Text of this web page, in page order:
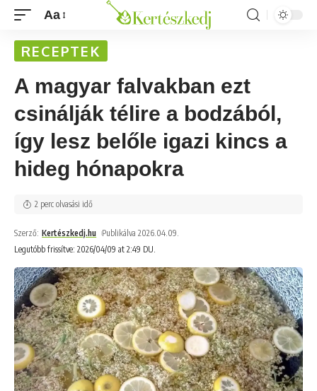
Aa
RECEPTEK
A magyar falvakban ezt
csinálják télire a bodzából,
így lesz belőle igazi kincs a
hideg hónapokra
Legutóbb frissítve: 2026/04/09 at 2:49 DU.
Szerző: Kertészkedj.hu Publikálva 2026.04.09.
2 perc olvasási idő